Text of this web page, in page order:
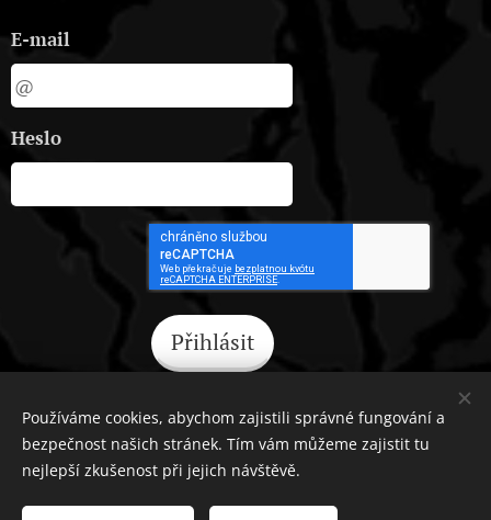
E-mail
Heslo
Přihlásit
Zapomněli jste heslo?
Používáme cookies, abychom zajistili správné fungování a
bezpečnost našich stránek. Tím vám můžeme zajistit tu
nejlepší zkušenost při jejich návštěvě.